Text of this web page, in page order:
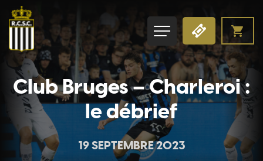
Club Bruges – Charleroi :
le débrief
19 SEPTEMBRE 2023